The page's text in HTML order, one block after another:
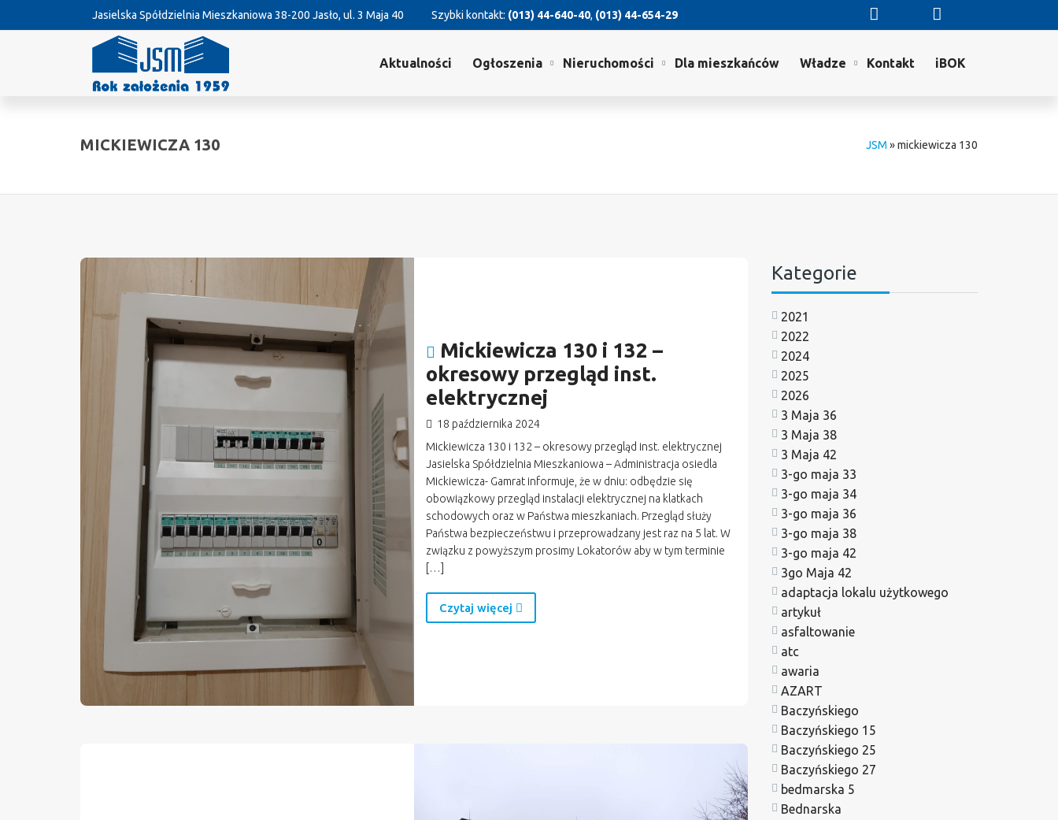
Jasielska Spółdzielnia Mieszkaniowa 38-200 Jasło, ul. 3 Maja 40 Szybki kontakt: (013) 44-640-40, (013) 44-654-29
Aktualności Ogłoszenia Nieruchomości Dla mieszkańców Władze Kontakt iBOK
MICKIEWICZA 130 JSM »mickiewicza 130
Mickiewicza 130 i 132 –
okresowy przegląd inst.
elektrycznej
18 października 2024
Mickiewicza 130 i 132 – okresowy przegląd inst. elektrycznej
Jasielska Spółdzielnia Mieszkaniowa – Administracja osiedla
Mickiewicza- Gamrat informuje, że w dniu: odbędzie się
obowiązkowy przegląd instalacji elektrycznej na klatkach
schodowych oraz w Państwa mieszkaniach. Przegląd służy
Państwa bezpieczeństwu i przeprowadzany jest raz na 5 lat. W
związku z powyższym prosimy Lokatorów aby w tym terminie
[…]
Czytaj więcej
Kategorie
2021
2022
2024
2025
2026
3 Maja 36
3 Maja 38
3 Maja 42
3-go maja 33
3-go maja 34
3-go maja 36
3-go maja 38
3-go maja 42
3go Maja 42
adaptacja lokalu użytkowego
artykuł
asfaltowanie
atc
awaria
AZART
Baczyńskiego
Baczyńskiego 15
Baczyńskiego 25
Baczyńskiego 27
bedmarska 5
Bednarska